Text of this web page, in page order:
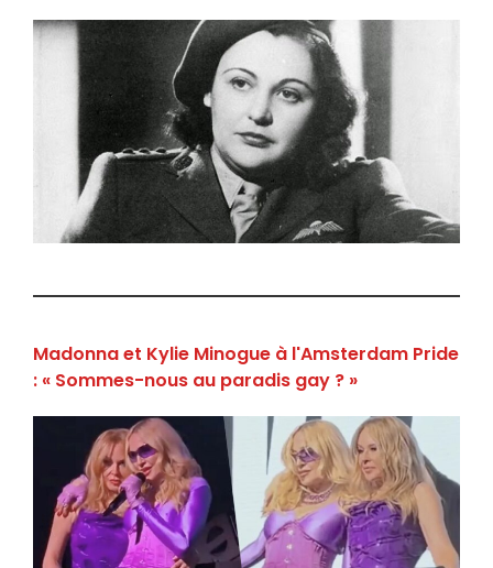
Madonna et Kylie Minogue à l'Amsterdam Pride
: « Sommes-nous au paradis gay ? »